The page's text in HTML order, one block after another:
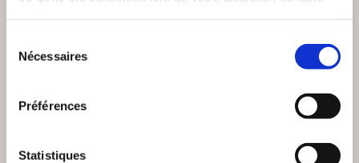
Nécessaires
Préférences
Statistiques